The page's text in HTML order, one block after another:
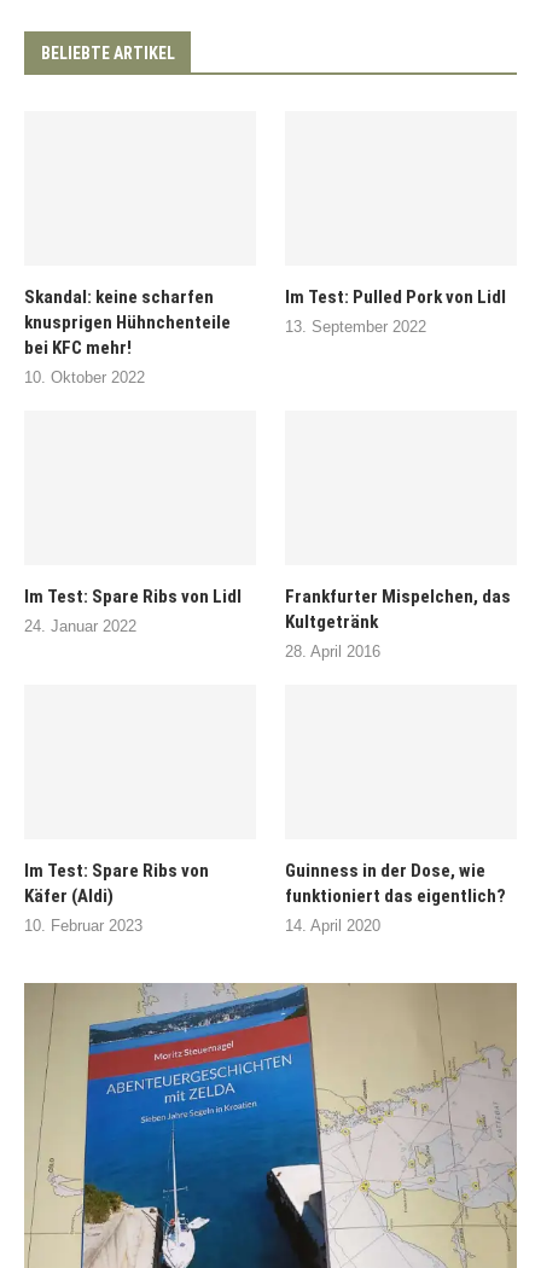
BELIEBTE ARTIKEL
Skandal: keine scharfen
knusprigen Hühnchenteile
bei KFC mehr!
10. Oktober 2022
Im Test: Pulled Pork von Lidl
13. September 2022
Im Test: Spare Ribs von Lidl
24. Januar 2022
Frankfurter Mispelchen, das
Kultgetränk
28. April 2016
Im Test: Spare Ribs von
Käfer (Aldi)
10. Februar 2023
Guinness in der Dose, wie
funktioniert das eigentlich?
14. April 2020